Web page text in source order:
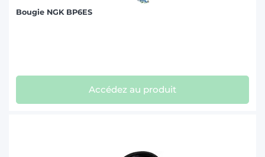
Bougie NGK BP6ES
Accédez au produit